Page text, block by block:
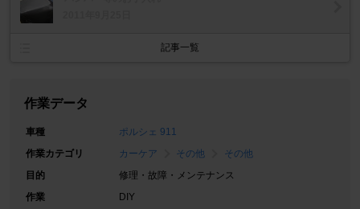
記事一覧
作業データ
車種
ポルシェ 911
作業カテゴリ
カーケア その他
その他
目的
修理・故障・メンテナンス
作業
DIY